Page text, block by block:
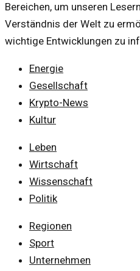
Bereichen, um unseren
Verständnis der Welt zu
wichtige Entwicklungen zu
Energie
Gesellschaft
Krypto-News
Kultur
Leben
Wirtschaft
Wissenschaft
Politik
Regionen
Sport
Unternehmen